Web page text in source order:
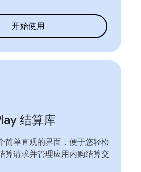
开始使用
结算库
简单直观的界面，便于您轻松
算请求并管理应用内购结算交